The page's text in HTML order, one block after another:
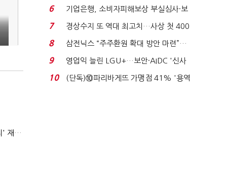
AI 해킹 고도화 속 화이트해커 지원 논의 확산…'버그바운티' 재조명
'초접전'…대통령 ...
6
기업은행, 소비자피해보상 부실심사·보
이스피싱 공시 ...
7
경상수지 또 역대 최고치…사상 첫 400
억달러에 '3% 성...
8
삼전닉스 “주주환원 확대 방안 마련”…
로이터에 성명...
9
영업익 늘린 LGU+…보안·AIDC '신사
업 드라이브'...
10
(단독)⑩파리바게뜨 가맹점 41% '용역